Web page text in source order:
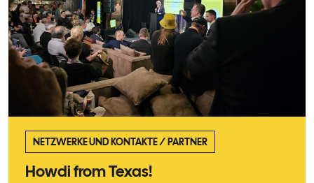
NETZWERKE UND KONTAKTE/ PARTNER
Howdi from Texas!